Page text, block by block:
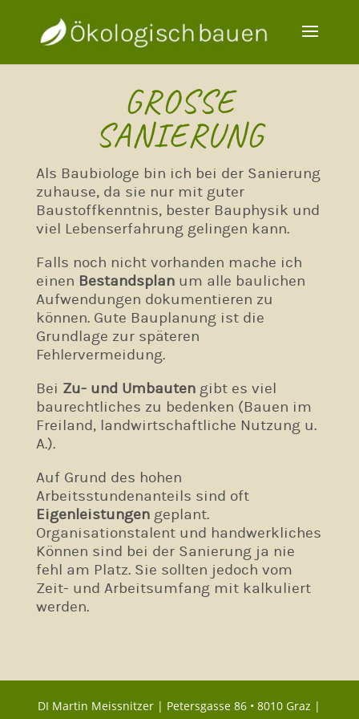
GROSSE
SANIERUNG
Als Baubiologe bin ich bei der Sanierung
zuhause, da sie nur mit guter
Baustoffkenntnis, bester Bauphysik und
viel Lebenserfahrung gelingen kann.
Falls noch nicht vorhanden mache ich
einen Bestandsplanum alle baulichen
Aufwendungen dokumentieren zu
können. Gute Bauplanung ist die
Grundlage zur späteren
Fehlervermeidung.
Bei Zu- und Umbautengibt es viel
baurechtliches zu bedenken (Bauen im
Freiland, landwirtschaftliche Nutzung u.
A.).
Auf Grund des hohen
Arbeitsstundenanteils sind oft
Eigenleistungen geplant.
Organisationstalent und handwerkliches
Können sind bei der Sanierung ja nie
fehl am Platz. Sie sollten jedoch vom
Zeit- und Arbeitsumfang mit kalkuliert
werden.
DI Martin Meissnitzer | Petersgasse 86 • 8010 Graz |